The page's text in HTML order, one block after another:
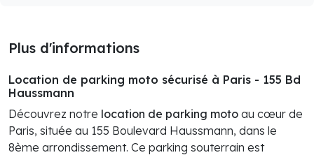
Plus d'informations
Location de parking moto sécurisé à Paris - 155 Bd
Haussmann
Découvrez notre location de parking moto au cœur de
Paris, située au 155 Boulevard Haussmann, dans le
8ème arrondissement. Ce parking souterrain est